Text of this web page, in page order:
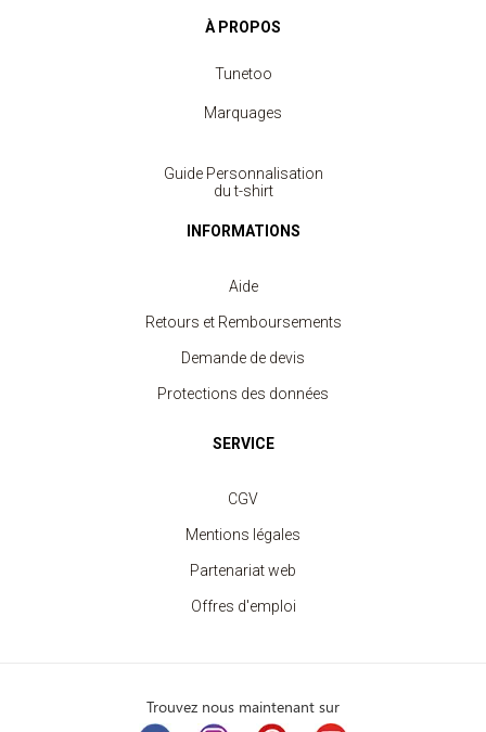
À PROPOS
Tunetoo
Marquages
Guide Personnalisation
du t-shirt
INFORMATIONS
Aide
Retours et Remboursements
Demande de devis
Protections des données
SERVICE
CGV
Mentions légales
Partenariat web
Offres d'emploi
Trouvez nous maintenant sur